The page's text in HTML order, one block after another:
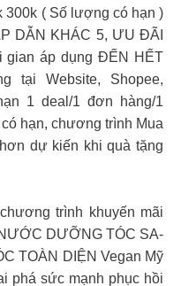
300k ( Số lượng có hạn )
DẪN KHÁC 5, ƯU ĐÃI
gian áp dụng ĐẾN HẾT
tại Website, Shopee,
1 deal/1 đơn hàng/1
hạn, chương trình Mua
dự kiến khi quà tặng
trình khuyến mãi
DƯỠNG TÓC SA-
TOÀN DIỆN Vegan Mỹ
phá sức mạnh phục hồi